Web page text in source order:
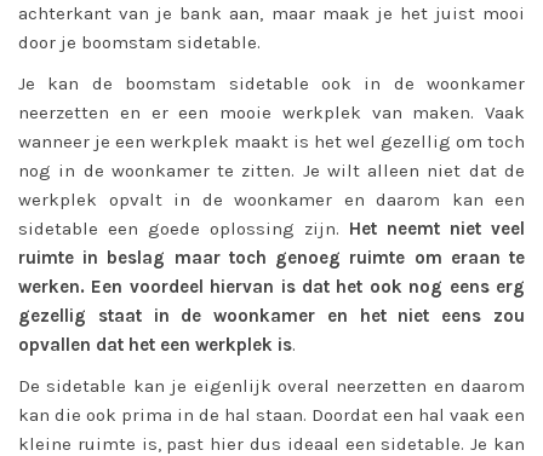
achterkant van je bank aan, maar maak je het juist mooi
door je boomstam sidetable.
Je kan de boomstam sidetable ook in de woonkamer
neerzetten en er een mooie werkplek van maken. Vaak
wanneer je een werkplek maakt is het wel gezellig om toch
nog in de woonkamer te zitten. Je wilt alleen niet dat de
werkplek opvalt in de woonkamer en daarom kan een
sidetable een goede oplossing zijn. Het neemt niet veel
ruimte in beslag maar toch genoeg ruimte om eraan te
werken. Een voordeel hiervan is dat het ook nog eens erg
gezellig staat in de woonkamer en het niet eens zou
opvallen dat het een werkplek is.
De sidetable kan je eigenlijk overal neerzetten en daarom
kan die ook prima in de hal staan. Doordat een hal vaak een
kleine ruimte is, past hier dus ideaal een sidetable. Je kan